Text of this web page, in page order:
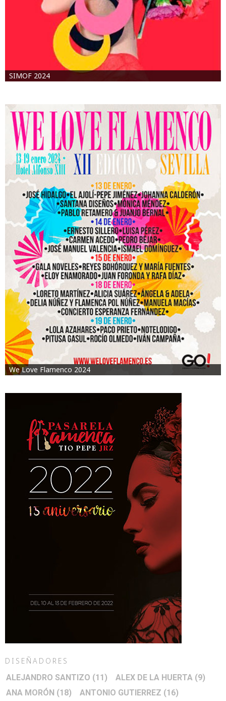
SIMOF 2024
We Love Flamenco 2024
DISEÑADORES
ALEJANDRO SANTIZO (11) ALEX DE LA HUERTA (9)
ANA MORÓN (18) ANTONIO GUTIERREZ (16)